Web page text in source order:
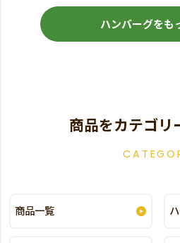
ハンバーグをも
商品をカテゴリ
商品一覧